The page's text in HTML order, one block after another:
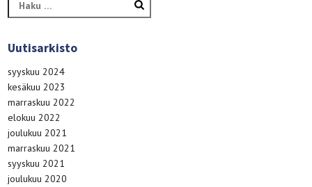
Uutisarkisto
syyskuu 2024
kesäkuu 2023
marraskuu 2022
elokuu 2022
joulukuu 2021
marraskuu 2021
syyskuu 2021
joulukuu 2020